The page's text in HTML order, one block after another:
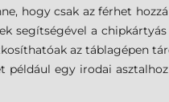
hogy csak az férhet
segítségével a
az táblagépen
egy irodai